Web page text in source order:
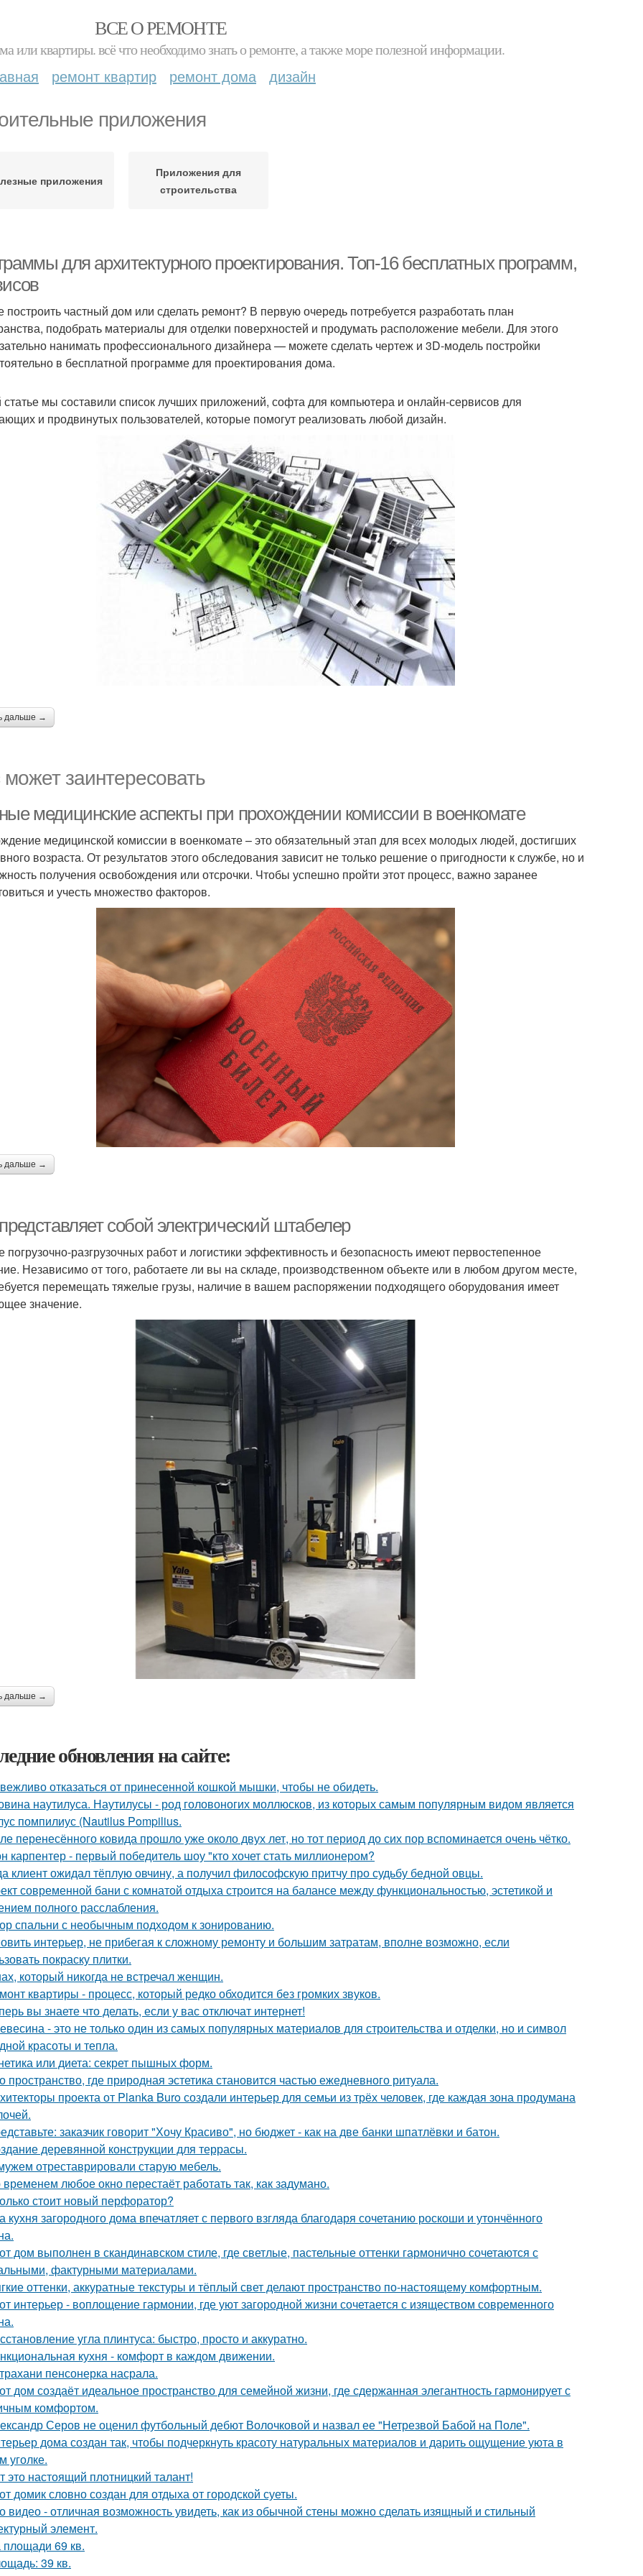
ВСЕ О РЕМОНТЕ
или квартиры. всё что необходимо знать о ремонте, а также море полезной информации.
ремонт квартир ремонт дома дизайн
приложения
приложения
Приложения для
строительства
для архитектурного проектирования. Топ-16 бесплатных программ,
построить частный дом или сделать ремонт? В первую очередь потребуется разработать план
подобрать материалы для отделки поверхностей и продумать расположение мебели. Для этого
нанимать профессионального дизайнера — можете сделать чертеж и 3D-модель постройки
в бесплатной программе для проектирования дома.
статье мы составили список лучших приложений, софта для компьютера и онлайн-сервисов для
и продвинутых пользователей, которые помогут реализовать любой дизайн.
дальше →
заинтересовать
медицинские аспекты при прохождении комиссии в военкомате
медицинской комиссии в военкомате – это обязательный этап для всех молодых людей, достигших
возраста. От результатов этого обследования зависит не только решение о пригодности к службе, но и
получения освобождения или отсрочки. Чтобы успешно пройти этот процесс, важно заранее
и учесть множество факторов.
дальше →
собой электрический штабелер
погрузочно-разгрузочных работ и логистики эффективность и безопасность имеют первостепенное
Независимо от того, работаете ли вы на складе, производственном объекте или в любом другом месте,
перемещать тяжелые грузы, наличие в вашем распоряжении подходящего оборудования имеет
значение.
дальше →
обновления на сайте:
отказаться от принесенной кошкой мышки, чтобы не обидеть.
наутилуса. Наутилусы - род головоногих моллюсков, из которых самым популярным видом является
помпилиус (Nautilus Pompilius.
перенесённого ковида прошло уже около двух лет, но тот период до сих пор вспоминается очень чётко.
карпентер - первый победитель шоу "кто хочет стать миллионером?
клиент ожидал тёплую овчину, а получил философскую притчу про судьбу бедной овцы.
современной бани с комнатой отдыха строится на балансе между функциональностью, эстетикой и
полного расслабления.
спальни с необычным подходом к зонированию.
интерьер, не прибегая к сложному ремонту и большим затратам, вполне возможно, если
покраску плитки.
который никогда не встречал женщин.
квартиры - процесс, который редко обходится без громких звуков.
вы знаете что делать, если у вас отключат интернет!
- это не только один из самых популярных материалов для строительства и отделки, но и символ
красоты и тепла.
или диета: секрет пышных форм.
пространство, где природная эстетика становится частью ежедневного ритуала.
проекта от Planka Buro создали интерьер для семьи из трёх человек, где каждая зона продумана
заказчик говорит "Хочу Красиво", но бюджет - как на две банки шпатлёвки и батон.
деревянной конструкции для террасы.
отреставрировали старую мебель.
любое окно перестаёт работать так, как задумано.
стоит новый перфоратор?
кухня загородного дома впечатляет с первого взгляда благодаря сочетанию роскоши и утончённого
дом выполнен в скандинавском стиле, где светлые, пастельные оттенки гармонично сочетаются с
фактурными материалами.
оттенки, аккуратные текстуры и тёплый свет делают пространство по-настоящему комфортным.
интерьер - воплощение гармонии, где уют загородной жизни сочетается с изяществом современного
угла плинтуса: быстро, просто и аккуратно.
кухня - комфорт в каждом движении.
пенсонерка насрала.
дом создаёт идеальное пространство для семейной жизни, где сдержанная элегантность гармонирует с
комфортом.
Серов не оценил футбольный дебют Волочковой и назвал ее "Нетрезвой Бабой на Поле".
дома создан так, чтобы подчеркнуть красоту натуральных материалов и дарить ощущение уюта в
уголке.
это настоящий плотницкий талант!
домик словно создан для отдыха от городской суеты.
видео - отличная возможность увидеть, как из обычной стены можно сделать изящный и стильный
элемент.
69 кв.
39 кв.